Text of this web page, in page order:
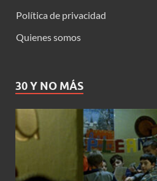
Política de privacidad
Quienes somos
30 Y NO MÁS